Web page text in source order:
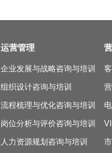
运营管理
企业发展与战略咨询与培训
组织设计咨询与培训
流程梳理与优化咨询与培训
岗位分析与评价咨询与培训
人力资源规划咨询与培训